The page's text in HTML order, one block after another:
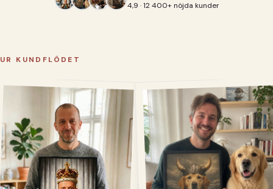
4,9 · 12 400+ nöjda kunder
UR KUNDFLÖDET